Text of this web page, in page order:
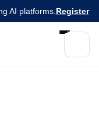
AI platforms. Register